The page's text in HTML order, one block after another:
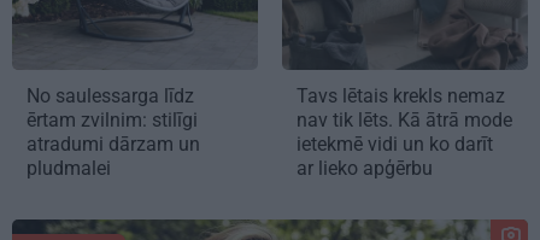
No saulessarga līdz
ērtam zvilnim: stilīgi
atradumi dārzam un
pludmalei
Tavs lētais krekls nemaz
nav tik lēts. Kā ātrā mode
ietekmē vidi un ko darīt
ar lieko apģērbu